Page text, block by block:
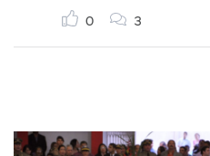
0 3